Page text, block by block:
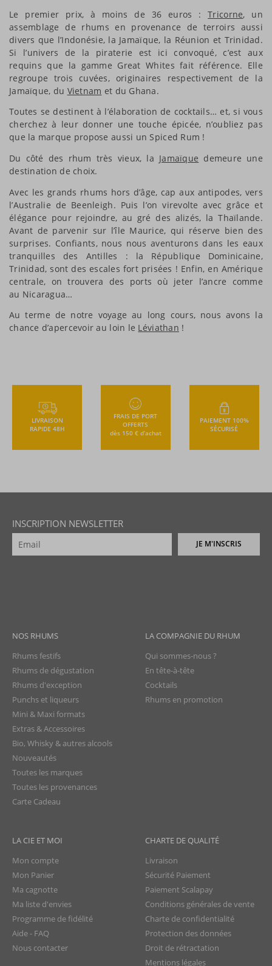
Le premier prix, à moins de 36 euros :Tricorne, un
assemblage de rhums en provenance de terroirs aussi
divers que l’Indonésie, la Jamaïque, la Réunion et Trinidad.
Si l’univers de la piraterie est ici convoqué, c’est aux
requins que la gamme Great Whites fait référence. Elle
regroupe trois cuvées, originaires respectivement de la
Jamaïque, du Vietnam et du Ghana.
Toutes se destinent à l’élaboration de cocktails… et, si vous
cherchez à leur donner une touche épicée, n’oubliez pas
que la marque propose aussi un Spiced Rum !
Du côté des rhum très vieux, la Jamaïque demeure une
destination de choix.
Avec les grands rhums hors d’âge, cap aux antipodes, vers
l’Australie de Beenleigh. Puis l’on virevolte avec grâce et
élégance pour rejoindre, au gré des alizés, la Thaïlande.
Avant de parvenir sur l’île Maurice, qui réserve bien des
surprises. Confiants, nous nous aventurons dans les eaux
tranquilles des Antilles : la République Dominicaine,
Trinidad, sont des escales fort prisées ! Enfin, en Amérique
centrale, on trouvera des ports où jeter l’ancre comme
au Nicaragua…
Au terme de notre voyage au long cours, nous avons la
chance d’apercevoir au loin le Léviathan !
LIVRAISON
RAPIDE 48H
FRAIS DE PORT
OFFERTS
dès 150 € d’achat
PAIEMENT 100%
SÉCURISÉ
INSCRIPTION NEWSLETTER
JE M'INSCRIS
NOS RHUMS
Rhums festifs
Rhums de dégustation
Rhums d'exception
Punchs et liqueurs
Mini & Maxi formats
Extras & Accessoires
Bio, Whisky & autres alcools
Nouveautés
Toutes les marques
Toutes les provenances
Carte Cadeau
LA COMPAGNIE DU RHUM
Qui sommes-nous ?
En tête-à-tête
Cocktails
Rhums en promotion
LA CIE ET MOI
Mon compte
Mon Panier
Ma cagnotte
Ma liste d'envies
Programme de fidélité
Aide - FAQ
Nous contacter
CHARTE DE QUALITÉ
Livraison
Sécurité Paiement
Paiement Scalapay
Conditions générales de vente
Charte de confidentialité
Protection des données
Droit de rétractation
Mentions légales